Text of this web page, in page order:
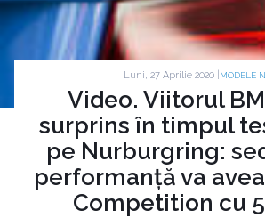
Luni, 27 Aprilie 2020 | MODELE
Video. Viitorul
surprins în timpul
pe Nurburgring:
performanță va
Competition cu